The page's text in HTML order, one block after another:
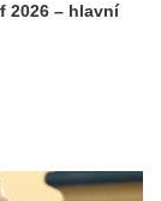
2026 – hlavní